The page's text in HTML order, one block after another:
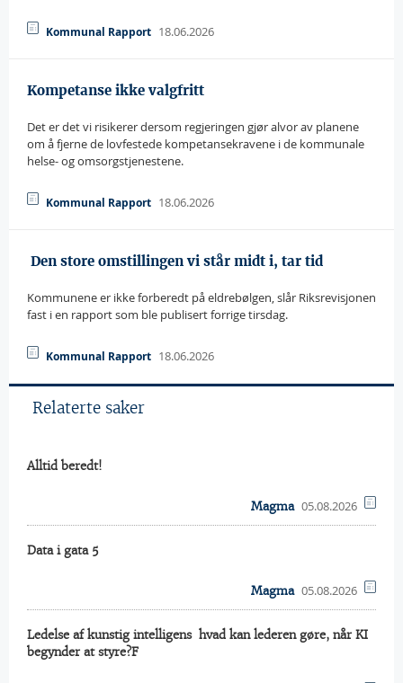
Kommunal Rapport 18.06.2026
Kompetanse ikke valgfritt
Det er det vi risikerer dersom regjeringen gjør alvor av planene
om å fjerne de lovfestede kompetansekravene i de kommunale
helse- og omsorgstjenestene.
Kommunal Rapport 18.06.2026
 Den store omstillingen vi står midt i, tar tid
Kommunene er ikke forberedt på eldrebølgen, slår Riksrevisjonen
fast i en rapport som ble publisert forrige tirsdag.
Kommunal Rapport 18.06.2026
Relaterte saker
Alltid beredt!
Magma 05.08.2026
Data i gata 5
Magma 05.08.2026
Ledelse af kunstig intelligens  hvad kan lederen gøre, når KI
begynder at styre?F